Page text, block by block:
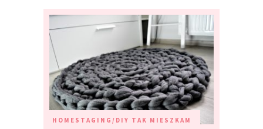
HOMESTAGING/DIY TAK MIESZKAM